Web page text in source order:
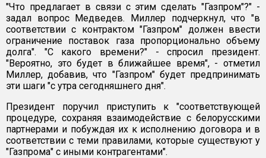
"Что предлагает в связи с этим сделать "Газпром"?" -
задал вопрос Медведев. Миллер подчеркнул, что "в
соответствии с контрактом "Газпром" должен ввести
ограничение поставок газа пропорционально объему
долга". "С какого времени?" - спросил президент.
"Вероятно, это будет в ближайшее время", - отметил
Миллер, добавив, что "Газпром" будет предпринимать
эти шаги "с утра сегодняшнего дня".
Президент поручил приступить к "соответствующей
процедуре, сохраняя взаимодействие с белорусскими
партнерами и побуждая их к исполнению договора и в
соответствии с теми правилами, которые существуют у
"Газпрома" с иными контрагентами".